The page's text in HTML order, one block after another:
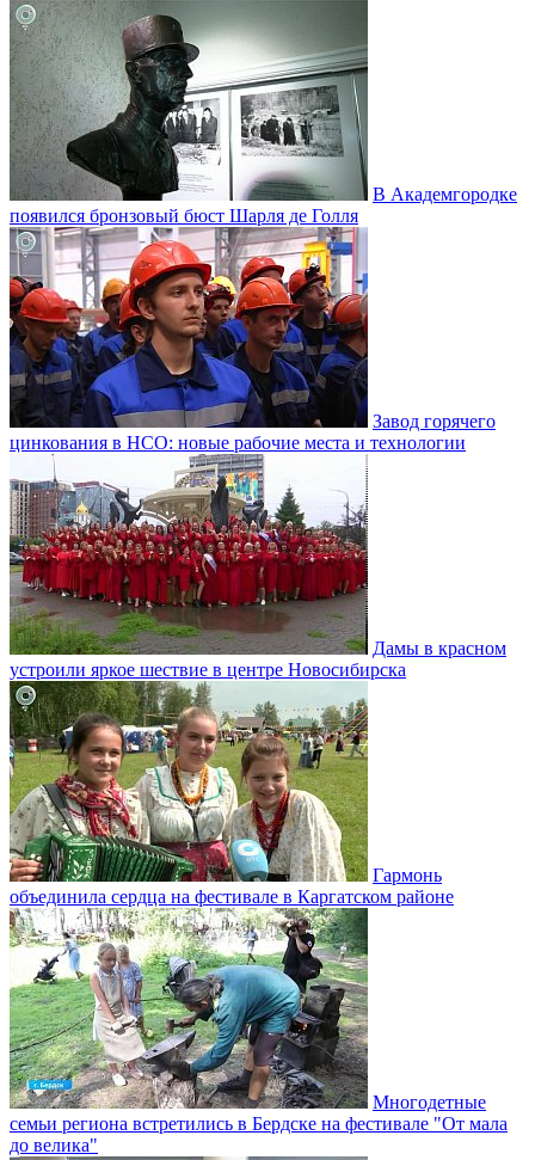
В Академгородке
появился бронзовый бюст Шарля де Голля
Завод горячего
цинкования в НСО: новые рабочие места и технологии
Дамы в красном
устроили яркое шествие в центре Новосибирска
Гармонь
объединила сердца на фестивале в Каргатском районе
Многодетные
семьи региона встретились в Бердске на фестивале "От мала
до велика"